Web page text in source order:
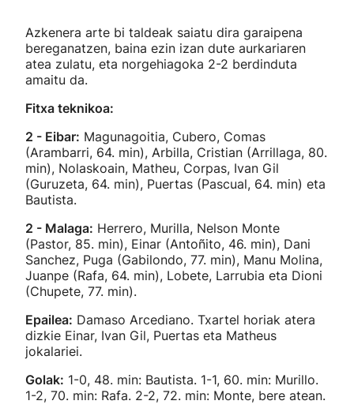
Azkenera arte bi taldeak saiatu dira garaipena
bereganatzen, baina ezin izan dute aurkariaren
atea zulatu, eta norgehiagoka 2-2 berdinduta
amaitu da.
Fitxa teknikoa:
2 - Eibar: Magunagoitia, Cubero, Comas
(Arambarri, 64. min), Arbilla, Cristian (Arrillaga, 80.
min), Nolaskoain, Matheu, Corpas, Ivan Gil
(Guruzeta, 64. min), Puertas (Pascual, 64. min) eta
Bautista.
2 - Malaga: Herrero, Murilla, Nelson Monte
(Pastor, 85. min), Einar (Antoñito, 46. min), Dani
Sanchez, Puga (Gabilondo, 77. min), Manu Molina,
Juanpe (Rafa, 64. min), Lobete, Larrubia eta Dioni
(Chupete, 77. min).
Epailea: Damaso Arcediano. Txartel horiak atera
dizkie Einar, Ivan Gil, Puertas eta Matheus
jokalariei.
Golak: 1-0, 48. min: Bautista. 1-1, 60. min: Murillo.
1-2, 70. min: Rafa. 2-2, 72. min: Monte, bere atean.